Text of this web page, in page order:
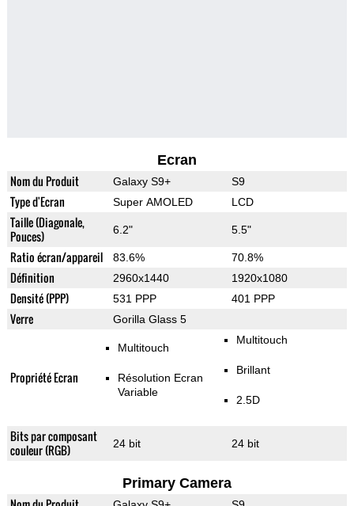
Ecran
Nom du Produit Galaxy S9+ S9
Type d'Ecran Super AMOLED LCD
Taille (Diagonale,
Pouces)
6.2" 5.5"
Ratio écran/appareil 83.6% 70.8%
Définition 2960x1440 1920x1080
Densité (PPP) 531 PPP 401 PPP
Verre Gorilla Glass 5
Propriété Ecran
Multitouch
Résolution Ecran
Variable
Multitouch
Brillant
2.5D
Bits par composant
couleur (RGB)
24 bit 24 bit
Primary Camera